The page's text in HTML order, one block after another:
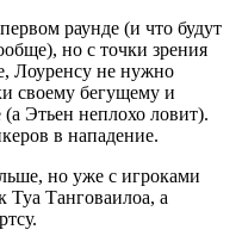
раунде (и что будут
но с точки зрения
Лоуренсу не нужно
своему бегущему и
(а Этьен неплохо ловит).
в нападение.
но уже с игроками
Танговаилоа, а